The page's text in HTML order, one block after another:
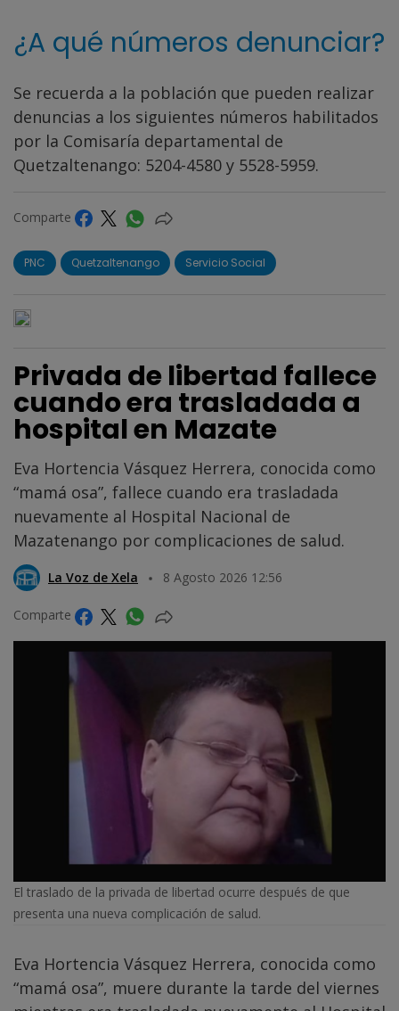
¿A qué números denunciar?
Se recuerda a la población que pueden realizar
denuncias a los siguientes números habilitados
por la Comisaría departamental de
Quetzaltenango: 5204-4580 y 5528-5959.
Comparte
PNC Quetzaltenango Servicio Social
Privada de libertad fallece
cuando era trasladada a
hospital en Mazate
Eva Hortencia Vásquez Herrera, conocida como
“mamá osa”, fallece cuando era trasladada
nuevamente al Hospital Nacional de
Mazatenango por complicaciones de salud.
La Voz de Xela 8 Agosto 2026 12:56
Comparte
El traslado de la privada de libertad ocurre después de que
presenta una nueva complicación de salud.
Eva Hortencia Vásquez Herrera, conocida como
“mamá osa”, muere durante la tarde del viernes